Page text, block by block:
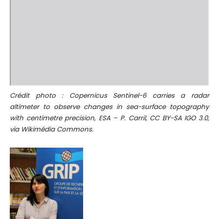
Crédit photo : Copernicus Sentinel-6 carries a radar
altimeter to observe changes in sea-surface topography
with centimetre precision, ESA – P. Carril, CC BY-SA IGO 3.0,
via Wikimédia Commons.